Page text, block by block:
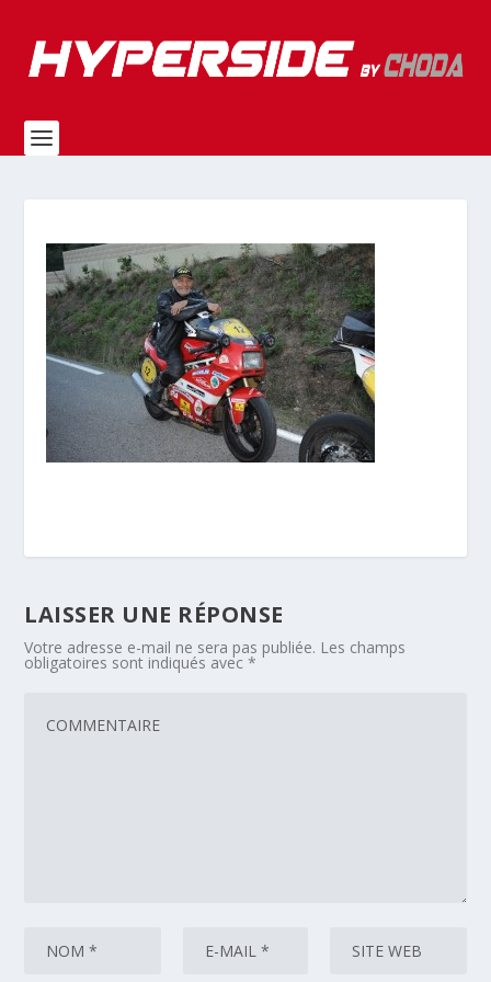
LAISSER UNE RÉPONSE
Votre adresse e-mail ne sera pas publiée. Les champs
obligatoires sont indiqués avec*